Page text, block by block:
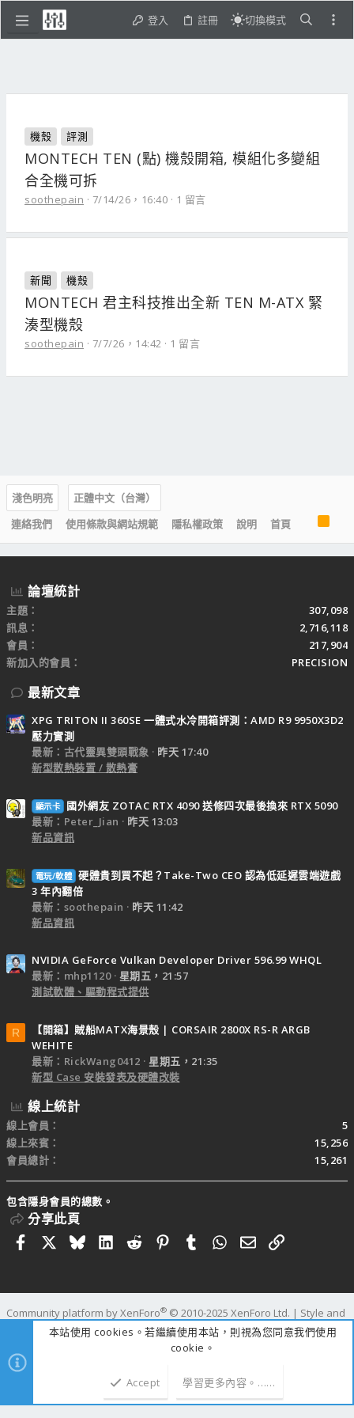
登入 註冊 切換模式
機殼 評測
MONTECH TEN (點) 機殼開箱, 模組化多變組
合全機可拆
soothepain 7/14/26，16:40 1 留言
新聞 機殼
MONTECH 君主科技推出全新 TEN M-ATX 緊
湊型機殼
soothepain 7/7/26，14:42 1 留言
淺色明亮
正體中文（台灣）
連絡我們
使用條款與網站規範 隱私權政策 說明 首頁
R
S
S
論壇統計
主題
307,098
訊息
2,716,118
會員
217,904
新加入的會員
PRECISION
最新文章
XPG TRITON II 360SE 一體式水冷開箱評測：AMD R9 9950X3D2
壓力實測
最新：古代靈異雙頭戰象
昨天 17:40
新型散熱裝置 / 散熱膏
顯示卡
國外網友 ZOTAC RTX 4090 送修四次最後換來 RTX 5090
最新：Peter_Jian
昨天 13:03
新品資訊
電玩/軟體 硬體貴到買不起？Take-Two CEO 認為低延遲雲端遊戲
3 年內翻倍
最新：soothepain
昨天 11:42
新品資訊
NVIDIA GeForce Vulkan Developer Driver 596.99 WHQL
最新：mhp1120
星期五，21:57
測試軟體、驅動程式提供
R
【開箱】賊船MATX海景殼 | CORSAIR 2800X RS-R ARGB
WEHITE
最新：RickWang0412
星期五，21:35
新型 Case 安裝發表及硬體改裝
線上統計
線上會員
5
線上來賓
15,256
會員總計
15,261
包含隱身會員的總數。
分享此頁
FacebookBlueskyLinkedIn
RedditPinterestTumblrWhatsApp
電子郵件
連結
Community platform by XenForo® © 2010-2025 XenForo Ltd. | Style and
add-ons by ThemeHouse
時間 1.1009s
本站使用 cookies。若繼續使用本站，則視為您同意我們使用
cookie。
Accept 學習更多內容。……